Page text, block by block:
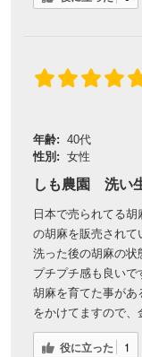
年齢: 40代
性別: 女性
しも農園 洗い
日本で売られてる
の胡麻を販売されて
洗った後の胡麻の状
プチプチ感も良いで
胡麻を育てた事があ
をかけてますので、
役に立った 1